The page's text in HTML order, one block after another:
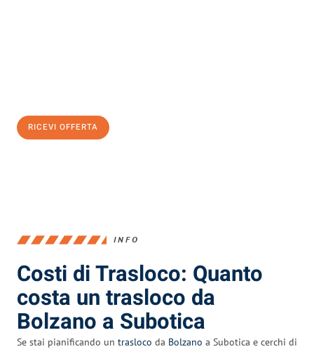
RICEVI OFFERTA
INFO
Costi di Trasloco: Quanto
costa un trasloco da
Bolzano a Subotica
Se stai pianificando un trasloco da Bolzano a Subotica e cerchi di